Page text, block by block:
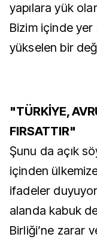
yapılara yük
Bizim içinde yer
yükselen bir
"TÜRKİYE,
FIRSATTIR"
Şunu da açık
içinden
ifadeler
alanda kabuk
Birliği’ne zarar